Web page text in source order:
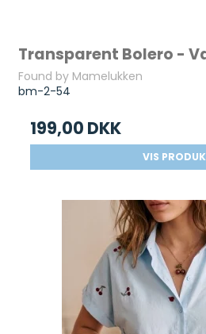
Transparent Bolero -
Found by Mamelukken
bm-2-54
199,00 DKK
VIS